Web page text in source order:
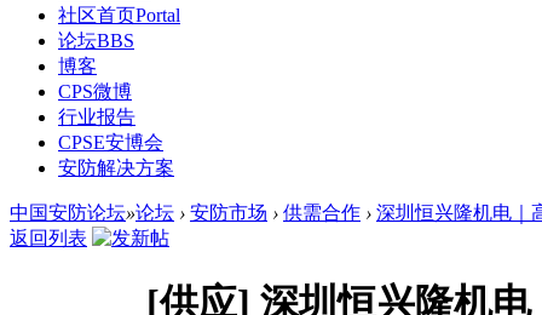
社区首页Portal
论坛BBS
博客
CPS微博
行业报告
CPSE安博会
安防解决方案
中国安防论坛»论坛 › 安防市场 › 供需合作 › 深圳恒兴隆机电｜
返回列表
[供应] 深圳恒兴隆机